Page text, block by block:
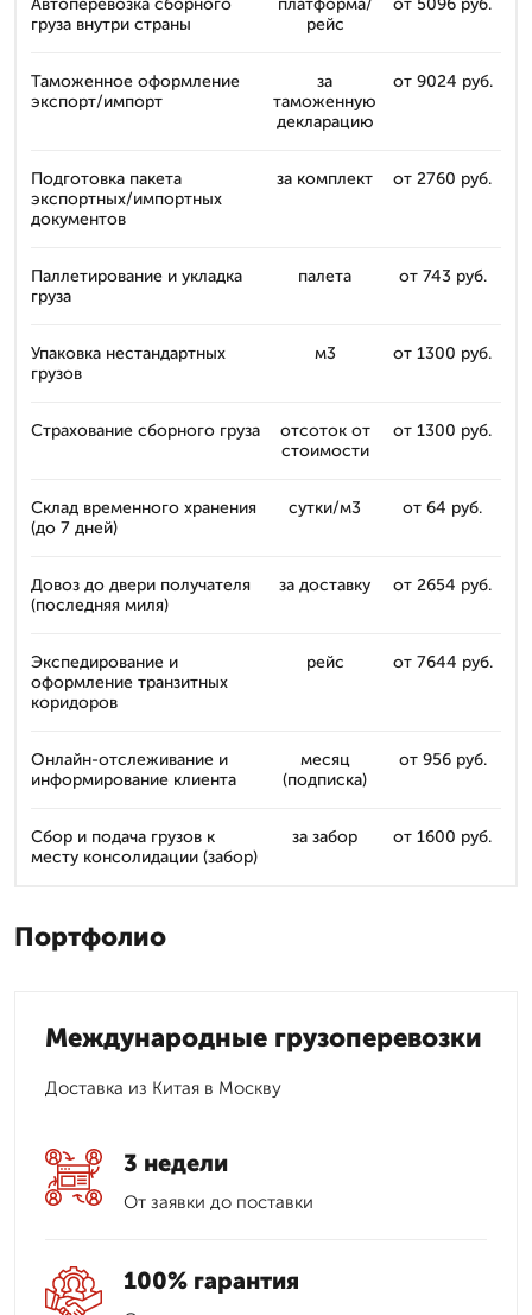
Автоперевозка сборного
груза внутри страны
платформа/
рейс
от 5096 руб.
Таможенное оформление
экспорт/импорт
за
таможенную
декларацию
от 9024 руб.
Подготовка пакета
экспортных/импортных
документов
за комплект от 2760 руб.
Паллетирование и укладка
груза
палета от 743 руб.
Упаковка нестандартных
грузов
м3 от 1300 руб.
Страхование сборного груза
отсоток от
стоимости
от 1300 руб.
Склад временного хранения
(до 7 дней)
сутки/м3 от 64 руб.
Довоз до двери получателя
(последняя миля)
за доставку от 2654 руб.
Экспедирование и
оформление транзитных
коридоров
рейс от 7644 руб.
Онлайн-отслеживание и
информирование клиента
месяц
(подписка)
от 956 руб.
Сбор и подача грузов к
месту консолидации (забор)
за забор от 1600 руб.
Портфолио
Международные грузоперевозки
Доставка из Китая в Москву
3 недели
От заявки до поставки
100% гарантия